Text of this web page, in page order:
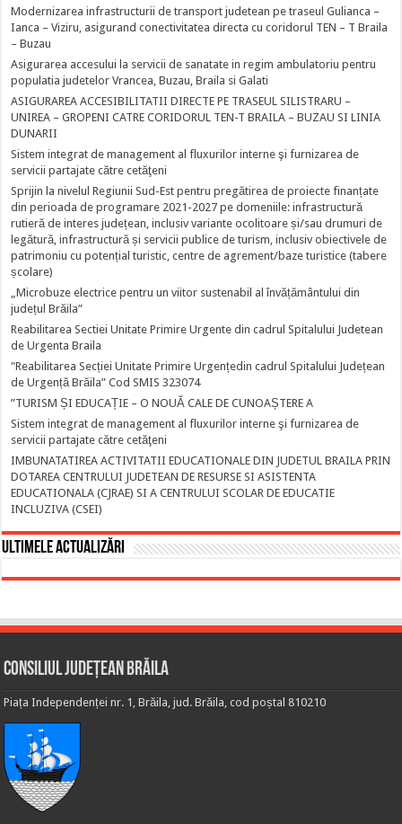
Modernizarea infrastructurii de transport judetean pe traseul Gulianca –
Ianca – Viziru, asigurand conectivitatea directa cu coridorul TEN – T Braila
– Buzau
Asigurarea accesului la servicii de sanatate in regim ambulatoriu pentru
populatia judetelor Vrancea, Buzau, Braila si Galati
ASIGURAREA ACCESIBILITATII DIRECTE PE TRASEUL SILISTRARU –
UNIREA – GROPENI CATRE CORIDORUL TEN-T BRAILA – BUZAU SI LINIA
DUNARII
Sistem integrat de management al fluxurilor interne şi furnizarea de
servicii partajate către cetăţeni
Sprijin la nivelul Regiunii Sud-Est pentru pregătirea de proiecte finanțate
din perioada de programare 2021-2027 pe domeniile: infrastructură
rutieră de interes județean, inclusiv variante ocolitoare și/sau drumuri de
legătură, infrastructură și servicii publice de turism, inclusiv obiectivele de
patrimoniu cu potențial turistic, centre de agrement/baze turistice (tabere
școlare)
„Microbuze electrice pentru un viitor sustenabil al învățământului din
județul Brăila”
Reabilitarea Sectiei Unitate Primire Urgente din cadrul Spitalului Judetean
de Urgenta Braila
"Reabilitarea Secției Unitate Primire Urgențedin cadrul Spitalului Județean
de Urgență Brăila” Cod SMIS 323074
”TURISM ȘI EDUCAȚIE – O NOUĂ CALE DE CUNOAȘTERE A
Sistem integrat de management al fluxurilor interne şi furnizarea de
servicii partajate către cetăţeni
IMBUNATATIREA ACTIVITATII EDUCATIONALE DIN JUDETUL BRAILA PRIN
DOTAREA CENTRULUI JUDETEAN DE RESURSE SI ASISTENTA
EDUCATIONALA (CJRAE) SI A CENTRULUI SCOLAR DE EDUCATIE
INCLUZIVA (CSEI)
Ultimele actualizări
Consiliul Județean Brăila
Piața Independenței nr. 1, Brăila, jud. Brăila, cod poștal 810210